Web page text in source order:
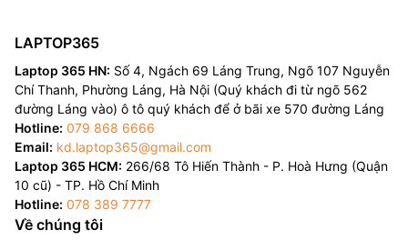
LAPTOP365
Laptop 365 HN: Số 4, Ngách 69 Láng Trung, Ngõ 107 Nguyễn
Chí Thanh, Phường Láng, Hà Nội (Quý khách đi từ ngõ 562
đường Láng vào) ô tô quý khách để ở bãi xe 570 đường Láng
Hotline: 079 868 6666
Email: kd.laptop365@gmail.com
Laptop 365 HCM: 266/68 Tô Hiến Thành - P. Hoà Hưng (Quận
10 cũ) - TP. Hồ Chí Minh
Hotline: 078 389 7777
Về chúng tôi